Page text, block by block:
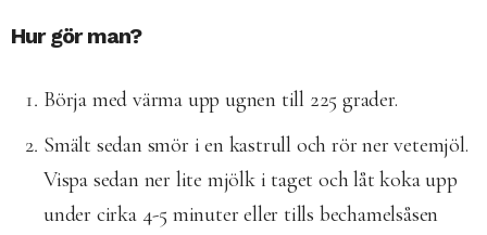
Hur gör man?
Börja med värma upp ugnen till 225 grader.
Smält sedan smör i en kastrull och rör ner vetemjöl.
Vispa sedan ner lite mjölk i taget och låt koka upp
under cirka 4-5 minuter eller tills bechamelsåsen